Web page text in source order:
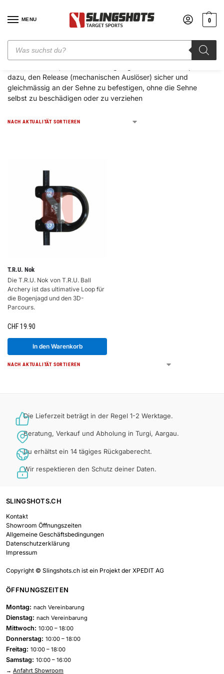
MENU 0
Ein D-Loop ist ein kleines, aber sehr wichtiges Zubehörteil beim
Compoundbogen, das direkt an der Bogensehne befestigt wird
dazu, den Release (mechanischen Auslöser) sicher und
gleichmässig an der Sehne zu befestigen, ohne die Sehne
selbst zu beschädigen oder zu verziehen
T.R.U. Nok
Die T.R.U. Nok von T.R.U. Ball
Archery ist das ultimative Loop für
die Bogenjagd und den 3D-
Parcours.
CHF19.90
In den Warenkorb
Die Lieferzeit beträgt in der Regel 1-2 Werktage.
Beratung, Verkauf und Abholung in Turgi, Aargau.
Du erhältst ein 14 tägiges Rückgaberecht.
Wir respektieren den Schutz deiner Daten.
SLINGSHOTS.CH
Kontakt
Showroom Öffnungszeiten
Allgemeine Geschäftsbedingungen
Datenschutzerklärung
Impressum
Copyright © Slingshots.ch ist ein Projekt der XPEDIT AG
ÖFFNUNGSZEITEN
Montag: nach Vereinbarung
Dienstag: nach Vereinbarung
Mittwoch: 10:00 – 18:00
Donnerstag: 10:00 – 18:00
Freitag: 10:00 – 18:00
Samstag: 10:00 – 16:00
→ Anfahrt Showroom